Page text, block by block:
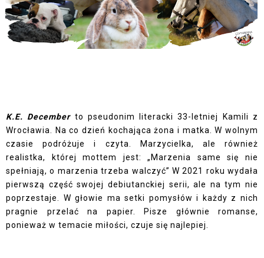
K.E. December to pseudonim literacki 33-letniej Kamili z
Wrocławia. Na co dzień kochająca żona i matka. W wolnym
czasie podróżuje i czyta. Marzycielka, ale również
realistka, której mottem jest: „Marzenia same się nie
spełniają, o marzenia trzeba walczyć” W 2021 roku wydała
pierwszą część swojej debiutanckiej serii, ale na tym nie
poprzestaje. W głowie ma setki pomysłów i każdy z nich
pragnie przelać na papier. Pisze głównie romanse,
ponieważ w temacie miłości, czuje się najlepiej.